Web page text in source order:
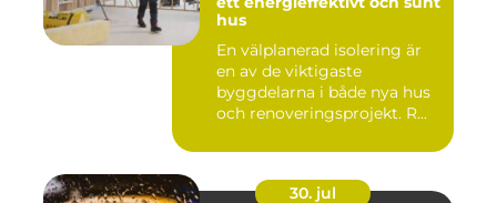
hus
En välplanerad isolering är
en av de viktigaste
byggdelarna i både nya hus
och renoveringsprojekt. R...
30. jul